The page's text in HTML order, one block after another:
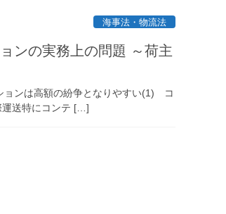
海事法・物流法
ンの実務上の問題 ～荷主
ョンは高額の紛争となりやすい(1) コ
運送特にコンテ […]